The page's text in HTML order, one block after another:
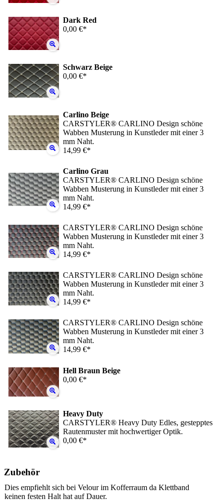
Dark Red
0,00 €*
Schwarz Beige
0,00 €*
Carlino Beige
CARSTYLER® CARLINO Design schöne
Wabben Musterung in Kunstleder mit einer 3
mm Naht.
14,99 €*
Carlino Grau
CARSTYLER® CARLINO Design schöne
Wabben Musterung in Kunstleder mit einer 3
mm Naht.
14,99 €*
CARSTYLER® CARLINO Design schöne
Wabben Musterung in Kunstleder mit einer 3
mm Naht.
14,99 €*
CARSTYLER® CARLINO Design schöne
Wabben Musterung in Kunstleder mit einer 3
mm Naht.
14,99 €*
CARSTYLER® CARLINO Design schöne
Wabben Musterung in Kunstleder mit einer 3
mm Naht.
14,99 €*
Hell Braun Beige
0,00 €*
Heavy Duty
CARSTYLER® Heavy Duty Edles, gestepptes
Rautenmuster mit hochwertiger Optik.
0,00 €*
Zubehör
Dies empfiehlt sich bei Velour im Kofferraum da Klettband
keinen festen Halt hat auf Dauer.